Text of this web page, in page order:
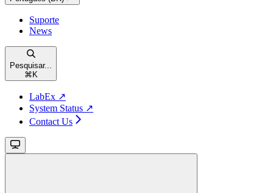
Suporte
News
Pesquisar...
⌘ K
LabEx ↗
System Status ↗
Contact Us